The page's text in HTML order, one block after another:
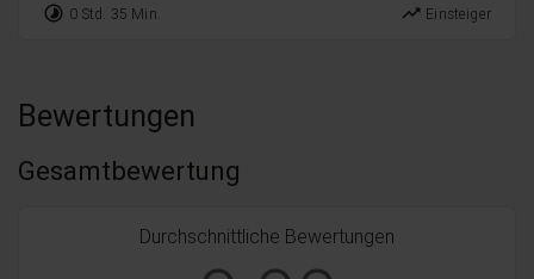
timelapse 0 Std. 35 Min. trending_up Einsteiger
Bewertungen
Gesamtbewertung
Durchschnittliche Bewertungen